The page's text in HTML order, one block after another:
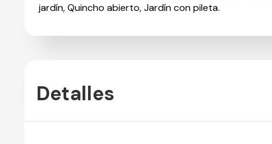
jardín, Quincho abierto, Jardín con pileta.
Detalles